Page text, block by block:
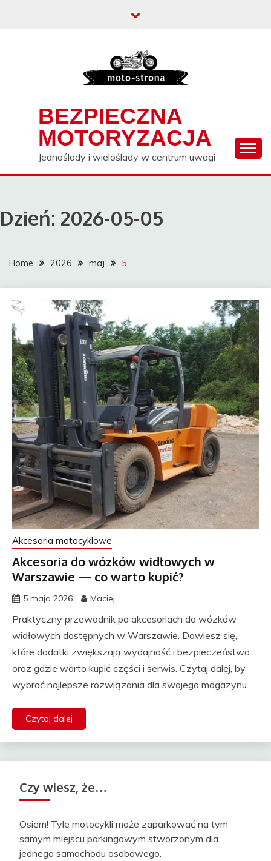
BEZPIECZNA
MOTORYZACJA
Jednoślady i wieloślady w centrum uwagi
Dzień: 2026-05-05
Home 2026 maj 5
Akcesoria motocyklowe
Akcesoria do wózków widłowych w
Warszawie — co warto kupić?
5 maja 2026 Maciej
Praktyczny przewodnik po akcesoriach do wózków
widłowych dostępnych w Warszawie. Dowiesz się,
które dodatki zwiększają wydajność i bezpieczeństwo
oraz gdzie warto kupić części i serwis. Czytaj dalej, by
wybrać najlepsze rozwiązania dla swojego magazynu.
Czytaj dalej
Czy wiesz, że…
Osiem! Tyle motocykli może zaparkować na tym
samym miejscu parkingowym stworzonym dla
jednego samochodu osobowego.